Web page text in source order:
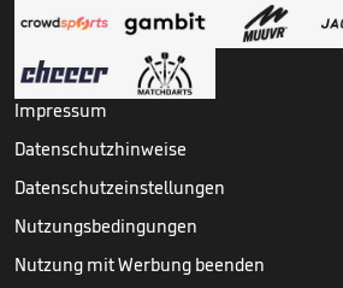
Impressum
Datenschutzhinweise
Datenschutzeinstellungen
Nutzungsbedingungen
Nutzung mit Werbung beenden